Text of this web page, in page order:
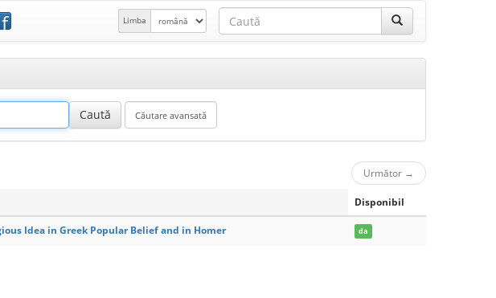
f Limba
Următor →
Disponibil
Idea in Greek Popular Belief and in Homer da